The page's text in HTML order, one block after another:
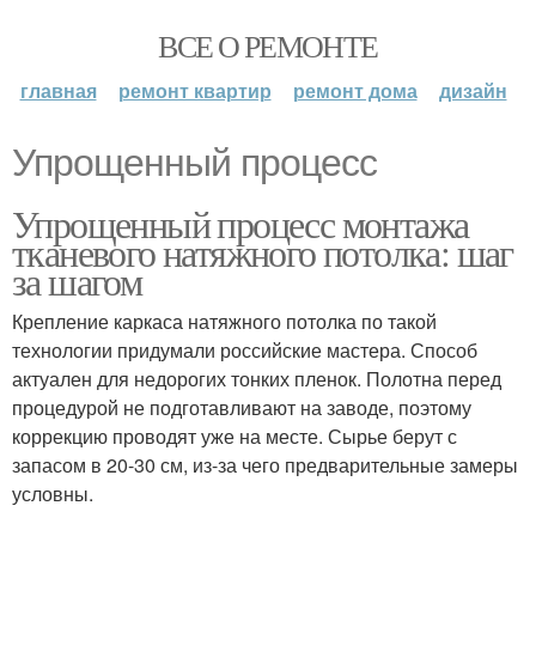
ВСЕ О РЕМОНТЕ
главная ремонт квартир ремонт дома дизайн
Упрощенный процесс
Упрощенный процесс монтажа
тканевого натяжного потолка: шаг
за шагом
Крепление каркаса натяжного потолка по такой
технологии придумали российские мастера. Способ
актуален для недорогих тонких пленок. Полотна перед
процедурой не подготавливают на заводе, поэтому
коррекцию проводят уже на месте. Сырье берут с
запасом в 20-30 см, из-за чего предварительные замеры
условны.